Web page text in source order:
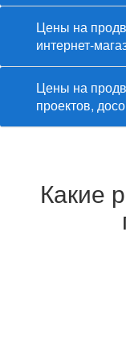
Цены на
интернет-
Цены на
проектов,
Какие